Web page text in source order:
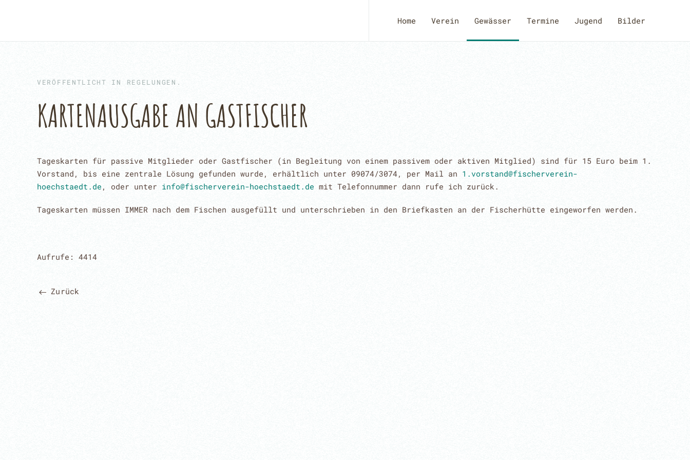
Home Verein Gewässer Termine Jugend Bilder
VERÖFFENTLICHT IN REGELUNGEN .
KARTENAUSGABE AN GASTFISCHER
Tageskarten für passive Mitglieder oder Gastfischer (in Begleitung von einem passivem oder aktiven Mitglied) sind für 15 Euro beim 1.
Vorstand, bis eine zentrale Lösung gefunden wurde, erhältlich unter 09074/3074, per Mail an 1.vorstand@fischerverein-
hoechstaedt.de , oder unter info@fischerverein-hoechstaedt.de mit Telefonnummer dann rufe ich zurück.
Tageskarten müssen IMMER nach dem Fischen ausgefüllt und unterschrieben in den Briefkasten an der Fischerhütte eingeworfen werden.
Aufrufe: 4414
Zurück